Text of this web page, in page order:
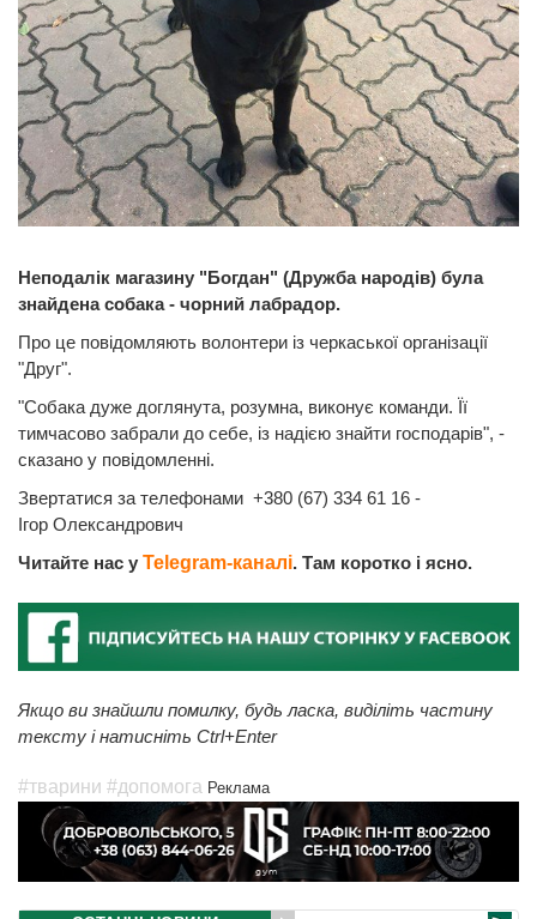
Неподалік магазину "Богдан" (Дружба народів) була
знайдена собака - чорний лабрадор.
Про це повідомляють волонтери із черкаської організації
"Друг".
"Собака дуже доглянута, розумна, виконує команди. Її
тимчасово забрали до себе, із надією знайти господарів", -
сказано у повідомленні.
Звертатися за телефонами +380 (67) 334 61 16 -
Ігор Олександрович
Читайте нас у Telegram-каналі. Там коротко і ясно.
Якщо ви знайшли помилку, будь ласка, виділіть частину
тексту і натисніть Ctrl+Enter
#тварини #допомога Реклама